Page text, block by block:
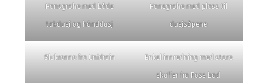
Hansgrohe med både
takdusj og hånddusj
Hansgrohe med plass til
dusjsåpene
Slukrenne fra Unidrain
Enkel innredning med store
skuffer fra Foss bad